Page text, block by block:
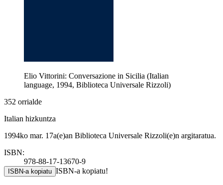
Elio Vittorini: Conversazione in Sicilia (Italian
language, 1994, Biblioteca Universale Rizzoli)
352 orrialde
Italian hizkuntza
1994ko mar. 17a(e)an Biblioteca Universale Rizzoli(e)n argitaratua.
ISBN:
978-88-17-13670-9
ISBN-a kopiatu ISBN-a kopiatu!